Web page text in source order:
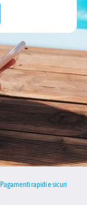
Pagamenti rapidi e sicuri